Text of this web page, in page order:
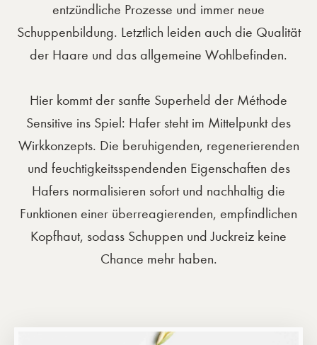
entzündliche Prozesse und immer neue
Schuppenbildung. Letztlich leiden auch die Qualität
der Haare und das allgemeine Wohlbefinden.
Hier kommt der sanfte Superheld der Méthode
Sensitive ins Spiel: Hafer steht im Mittelpunkt des
Wirkkonzepts. Die beruhigenden, regenerierenden
und feuchtigkeitsspendenden Eigenschaften des
Hafers normalisieren sofort und nachhaltig die
Funktionen einer überreagierenden, empfindlichen
Kopfhaut, sodass Schuppen und Juckreiz keine
Chance mehr haben.